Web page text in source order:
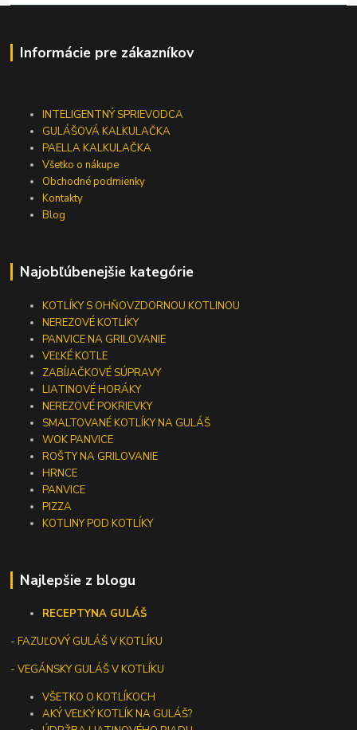
Informácie pre zákazníkov
INTELIGENTNÝ SPRIEVODCA
GULÁŠOVÁ KALKULAČKA
PAELLA KALKULAČKA
Všetko o nákupe
Obchodné podmienky
Kontakty
Blog
Najobľúbenejšie kategórie
KOTLÍKY S OHŇOVZDORNOU KOTLINOU
NEREZOVÉ KOTLÍKY
PANVICE NA GRILOVANIE
VEĽKÉ KOTLE
ZABÍJAČKOVÉ SÚPRAVY
LIATINOVÉ HORÁKY
NEREZOVÉ POKRIEVKY
SMALTOVANÉ KOTLÍKY NA GULÁŠ
WOK PANVICE
ROŠTY NA GRILOVANIE
HRNCE
PANVICE
PIZZA
KOTLINY POD KOTLÍKY
Najlepšie z blogu
RECEPTYNA GULÁŠ
-FAZUĽOVÝ GULÁŠ V KOTLÍKU
- VEGÁNSKY GULÁŠ V KOTLÍKU
VŠETKO O KOTLÍKOCH
AKÝ VEĽKÝ KOTLÍK NA GULÁŠ?